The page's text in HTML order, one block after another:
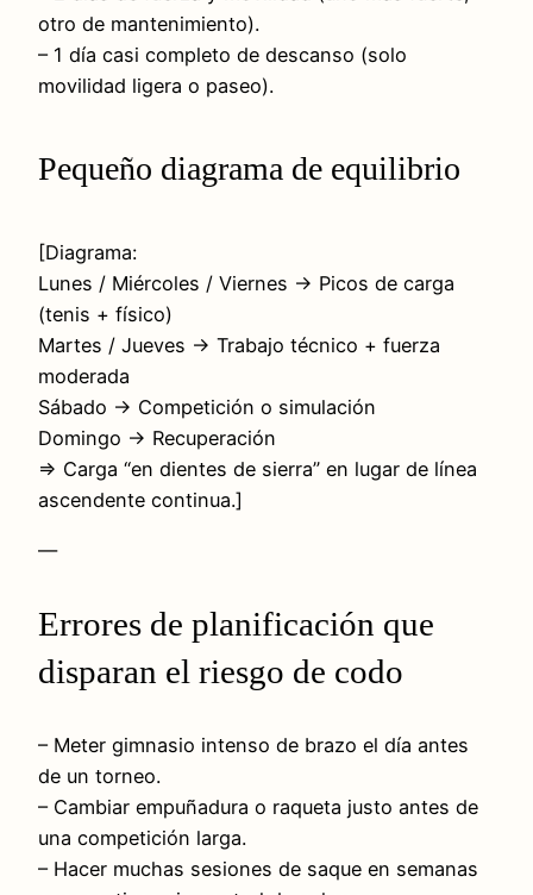
otro de mantenimiento).
– 1 día casi completo de descanso (solo
movilidad ligera o paseo).
Pequeño diagrama de equilibrio
[Diagrama:
Lunes / Miércoles / Viernes → Picos de carga
(tenis + físico)
Martes / Jueves → Trabajo técnico + fuerza
moderada
Sábado → Competición o simulación
Domingo → Recuperación
⇒ Carga “en dientes de sierra” en lugar de línea
ascendente continua.]
—
Errores de planificación que
disparan el riesgo de codo
– Meter gimnasio intenso de brazo el día antes
de un torneo.
– Cambiar empuñadura o raqueta justo antes de
una competición larga.
– Hacer muchas sesiones de saque en semanas